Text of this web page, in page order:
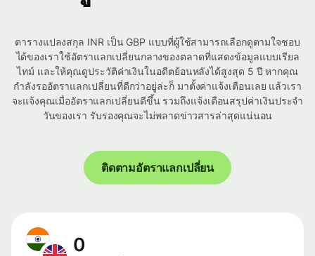
ตารางแปลงสกุล INR เป็น GBP แบบที่ผู้ใช้สามารถเลือกดูตามใจชอบ
ได้ของเราใช้อัตราแลกเปลี่ยนกลางของตลาดที่แสดงข้อมูลแบบเรียล
ไทม์ และให้คุณดูประวัติค่าเงินในอดีตย้อนหลังได้สูงสุด 5 ปี หากคุณ
กำลังรออัตราแลกเปลี่ยนที่ดีกว่าอยู่ล่ะก็ มาตั้งค่าแจ้งเตือนเลย แล้วเรา
จะแจ้งคุณเมื่ออัตราแลกเปลี่ยนดีขึ้น รวมถึงแจ้งเตือนสรุปค่าเงินประจำ
วันของเรา รับรองคุณจะไม่พลาดข่าวสารล่าสุดแน่นอน
ติดตามอัตราแลกเปลี่ยน
0